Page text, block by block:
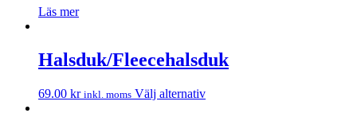
Läs mer
Halsduk/Fleecehalsduk
69.00 kr inkl. moms Välj alternativ